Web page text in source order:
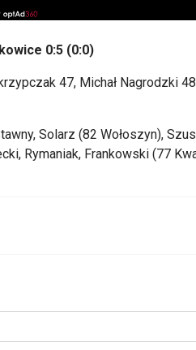
0:5 (0:0)
47, Michał Nagrodzki
Solarz (82 Wołoszyn),
Rymaniak, Frankowski (77